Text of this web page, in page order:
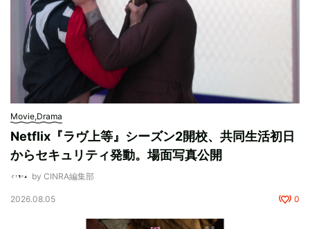
Movie,Drama
Netflix『ラヴ上等』シーズン2開校、共同生活初日
からセキュリティ発動。場面写真公開
by CINRA編集部
2026.08.05 0